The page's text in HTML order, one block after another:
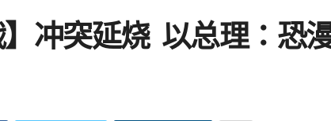
】冲突延烧 以总理：恐